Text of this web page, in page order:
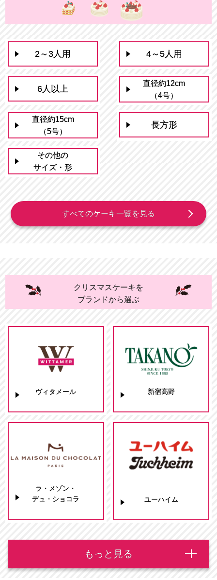
2～3人用 4～5人用
6人以上
直径約12cm
（4号）
直径約15cm
（5号）
長方形
その他の
サイズ・形
すべてのケーキ一覧を見る
クリスマスケーキを
ブランドから選ぶ
ヴィタメール 新宿高野
ラ・メゾン・
デュ・ショコラ
ユーハイム
もっと見る